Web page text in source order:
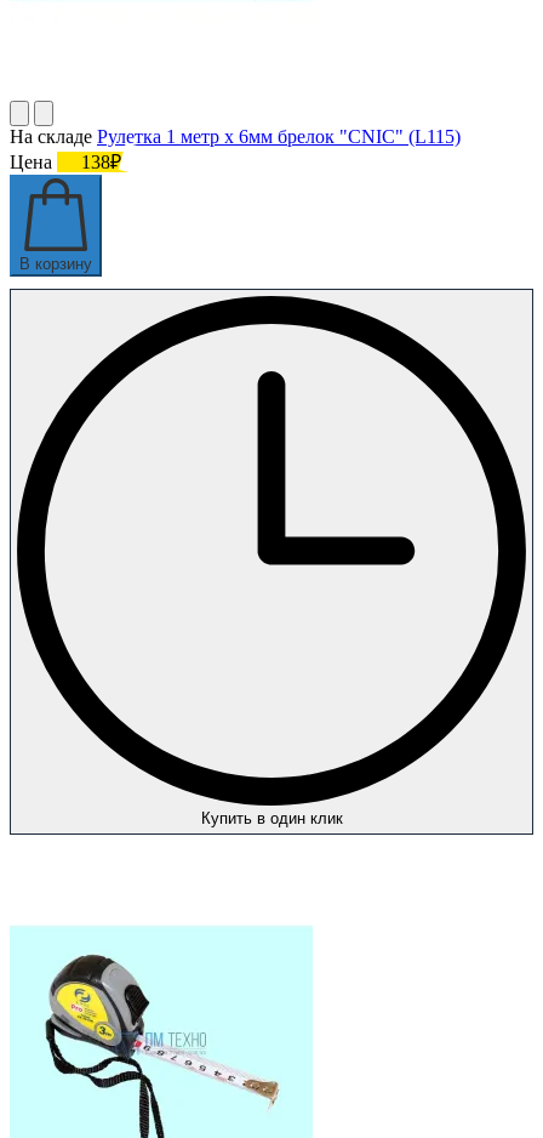
На складе Рулетка 1 метр х 6мм брелок "CNIC" (L115)
Цена
138₽
В корзину
Купить в один клик